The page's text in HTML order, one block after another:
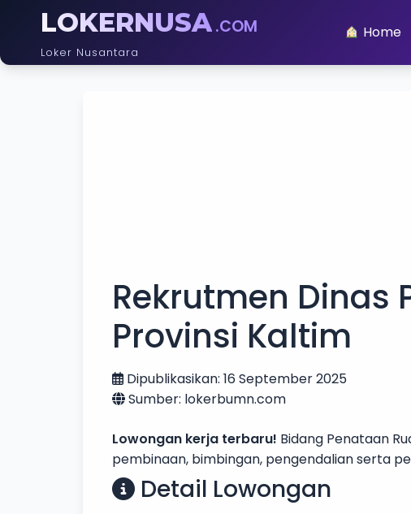
LOKERNUSA.COM
Loker Nusantara
Home
Rekrutmen Dinas
Provinsi Kaltim
Dipublikasikan: 16 September 2025
Sumber: lokerbumn.com
Lowongan kerja terbaru! Bidang Penataan
pembinaan, bimbingan, pengendalian serta
Detail Lowongan